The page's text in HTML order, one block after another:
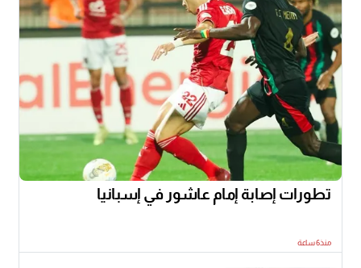
تطورات إصابة إمام عاشور في إسبانيا
منذ6 ساعة